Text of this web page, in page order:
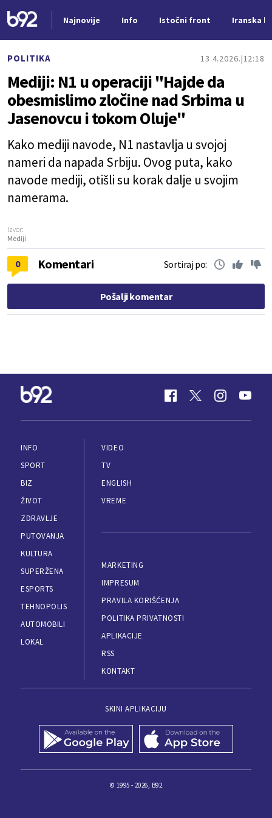
Najnovije Info Istočni front Iranska
POLITIKA 13.4.2026. 12:18
Mediji: N1 u operaciji "Hajde da
obesmislimo zločine nad Srbima u
Jasenovcu i tokom Oluje"
Kako mediji navode, N1 nastavlja u svojoj
nameri da napada Srbiju. Ovog puta, kako
navode mediji, otišli su korak dalje u svojim
namerama.
Izvor:
Mediji
0 Komentari Sortiraj po:
Pošalji komentar
INFO
SPORT
BIZ
ŽIVOT
ZDRAVLJE
PUTOVANJA
KULTURA
SUPERŽENA
ESPORTS
TEHNOPOLIS
AUTOMOBILI
LOKAL
VIDEO
TV
ENGLISH
VREME
MARKETING
IMPRESUM
PRAVILA KORIŠĆENJA
POLITIKA PRIVATNOSTI
APLIKACIJE
RSS
KONTAKT
SKINI APLIKACIJU
© 1995 - 2026, B92